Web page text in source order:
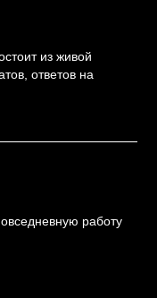
из живой
ответов на
работу